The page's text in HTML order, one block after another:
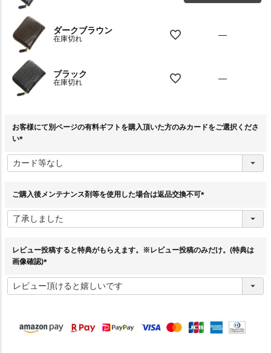
ダークブラウン
在庫切れ —
ブラック
在庫切れ —
お客様にて別ページの有料ギフトを購入頂いた方のみカードをご選択くださ
い
必
須
ご購入後メンテナンス剤等を使用した場合は返品交換不可
須
レビュー投稿すると特典がもらえます。※レビュー投稿のみだけ。(特典は
画像確認)
必
須